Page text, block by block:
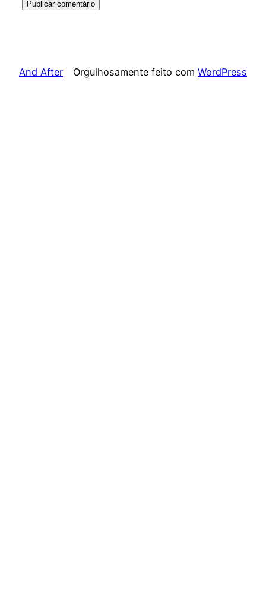
And After Orgulhosamente feito com WordPress